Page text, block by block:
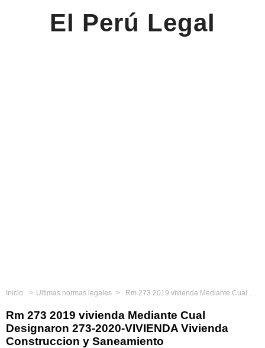
El Perú Legal
Inicio Últimas normas legales Rm 273 2019 vivienda Mediante Cual Designaron 273-2020-VIVIENDA Vivienda Construccion y Saneamiento
Rm 273 2019 vivienda Mediante Cual
Designaron 273-2020-VIVIENDA Vivienda
Construccion y Saneamiento